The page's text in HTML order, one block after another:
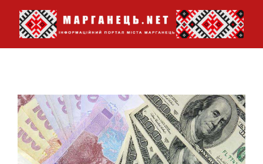
Перейти
вмісту